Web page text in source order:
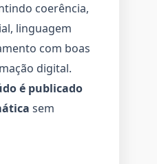
coerência,
linguagem
com boas
digital.
é publicado
sem